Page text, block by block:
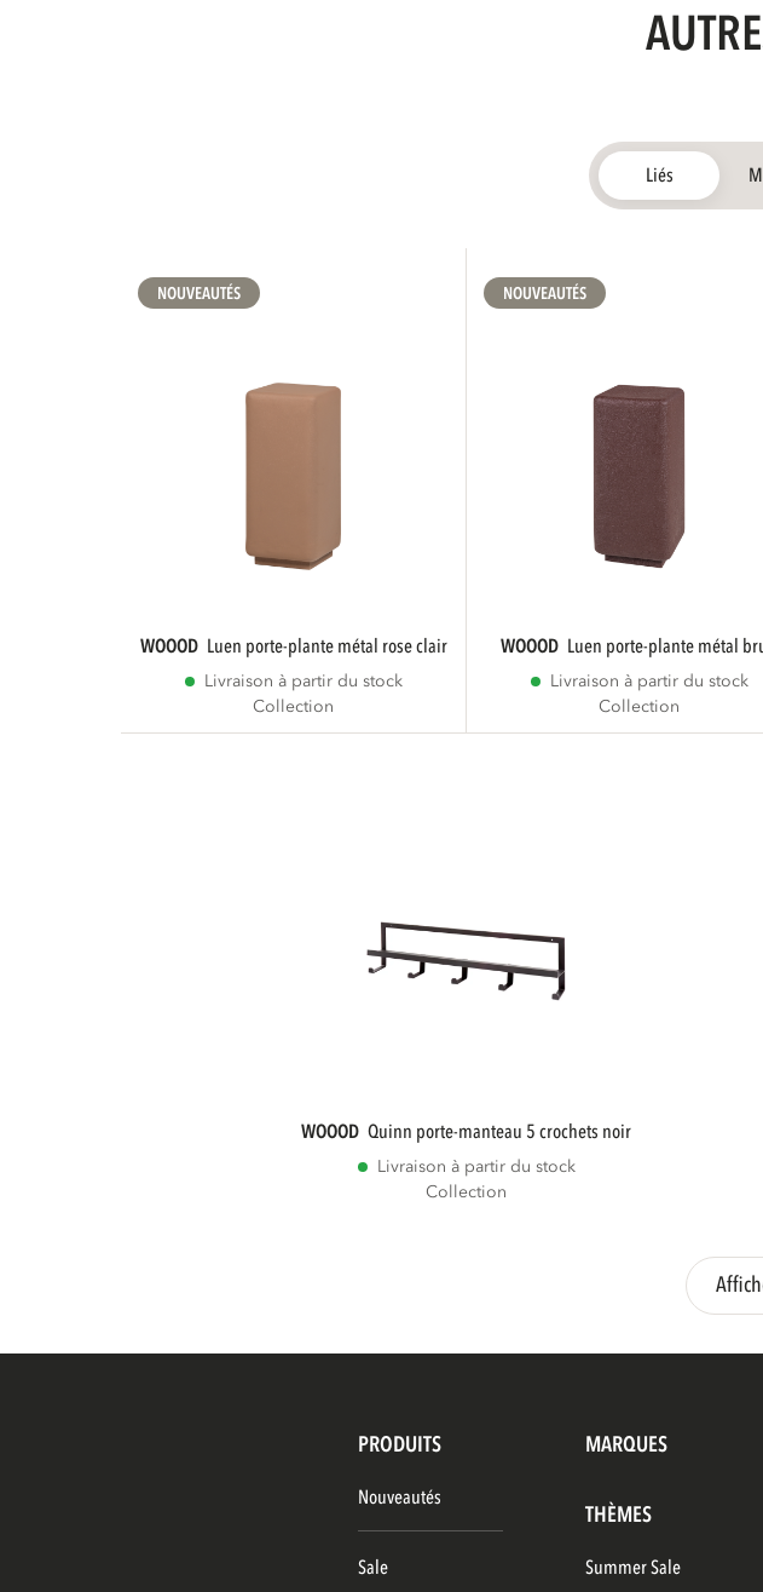
Liés
NOUVEAUTÉS
WOOOD luen porte-plante métal rose clair
Livraison à partir du stock
Collection
NOUVEAUTÉS
WOOOD luen porte-plante métal
Livraison à partir du stock
Collection
WOOOD quinn porte-manteau 5 crochets noir
Livraison à partir du stock
Collection
PRODUITS MARQUES
Nouveautés
Sale
THÈMES
Summer Sale